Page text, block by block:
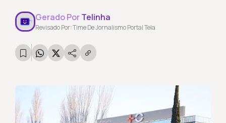
Gerado PorTelinha
Revisado Por: Time De Jornalismo Portal Tela